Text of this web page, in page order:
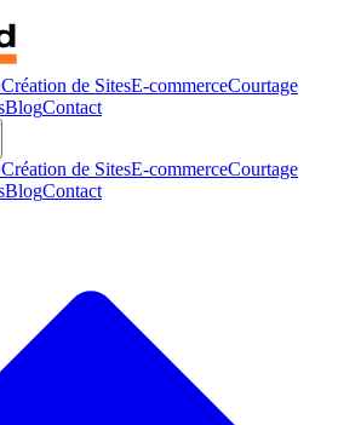
Création de SitesE-commerceCourtage
BlogContact
Création de SitesE-commerceCourtage
BlogContact